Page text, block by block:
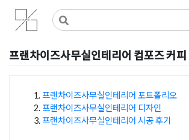
Skip
content
사무실인테리어 디자인 공사 비용견적 플랫폼
사무실인테리어 916
프랜차이즈사무실인테리어 컴포즈 커피
프랜차이즈사무실인테리어 포트폴리오
프랜차이즈사무실인테리어 디자인
프랜차이즈사무실인테리어 시공 후기